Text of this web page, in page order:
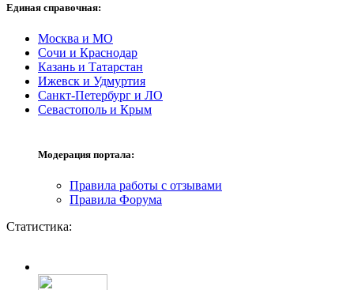
Единая справочная:
Москва и МО
Сочи и Краснодар
Казань и Татарстан
Ижевск и Удмуртия
Санкт-Петербург и ЛО
Севастополь и Крым
Модерация портала:
Правила работы с отзывами
Правила Форума
Статистика: